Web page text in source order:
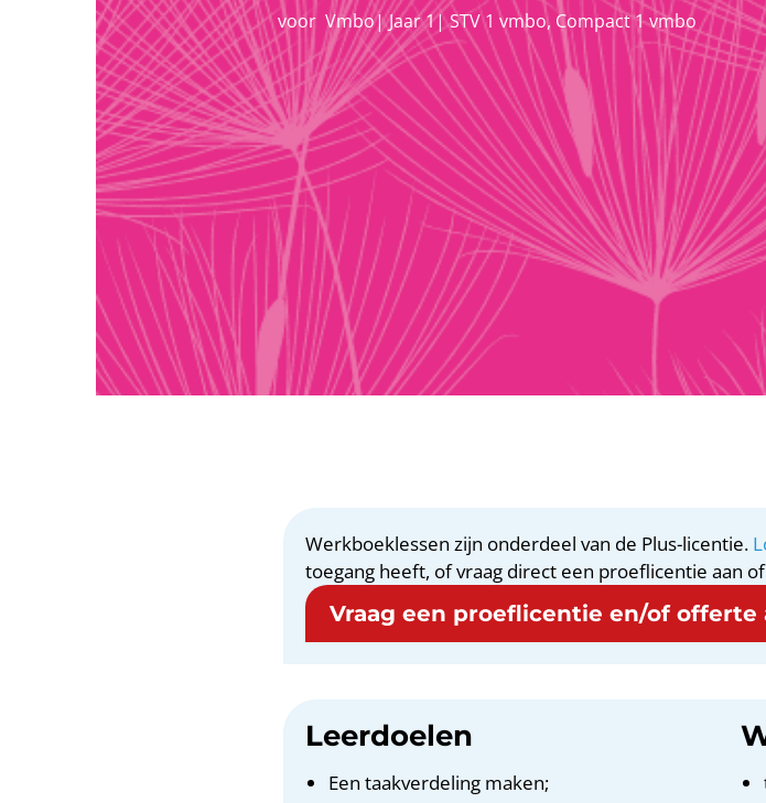
voor Vmbo|Jaar 1|STV 1 vmbo, Compact 1 vmbo
Werkboeklessen zijn onderdeel van de Plus-licentie.
toegang heeft, of vraag direct een proeflicentie aan
Vraag een proeflicentie en/of offerte
Leerdoelen
Een taakverdeling maken;